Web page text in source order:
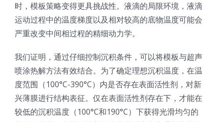
氢能技术科普
锂电技术科普
半导体技术科普
新闻
关于我们
中文
时，模板策略变得更具挑战性。液滴的局限环境，液滴
运动过程中的温度梯度以及相对较高的底物温度可能会
严重改变中间相过程的精细动力学。
我们证明，通过仔细控制沉积条件，可以将模板与超声
喷涂热解方法有效结合。为了确定理想沉积温度，在温
度范围（100°C-390°C）内是否存在表面活性剂，对新
兴薄膜进行结构表征。仅在表面活性剂存在下，才能在
较低的沉积温度（100°C和190°C）下获得光滑均匀的